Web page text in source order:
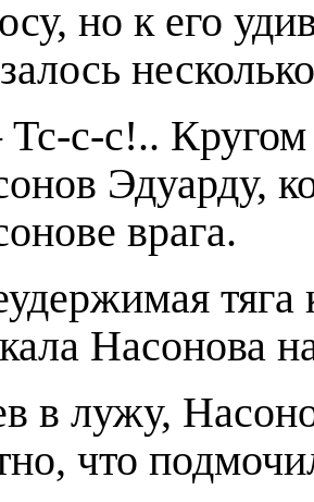
но к его
с-с!..
Эдуарду,
врага.
тяга
Насонова
в лужу,
что